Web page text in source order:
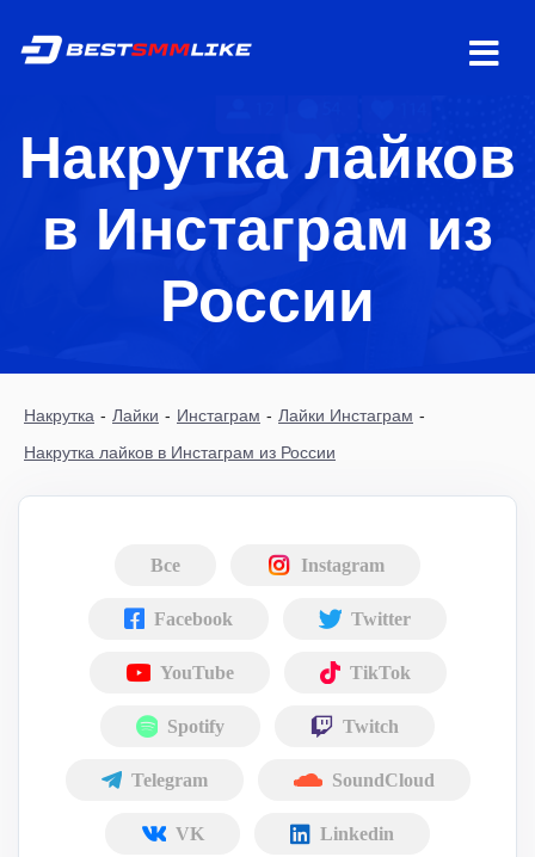
Накрутка лайков
в Инстаграм из
России
Накрутка - Лайки - Инстаграм - Лайки Инстаграм -
Накрутка лайков в Инстаграм из России
Все Instagram
Facebook Twitter
YouTube TikTok
Spotify Twitch
Telegram SoundCloud
VK Linkedin